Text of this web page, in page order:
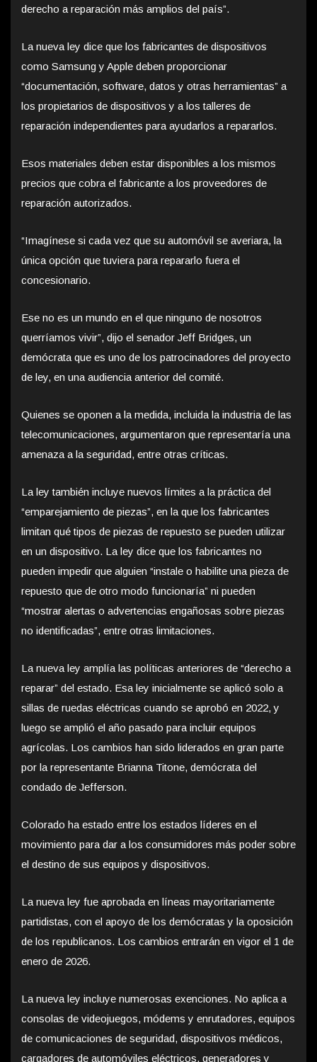
derecho a reparación más amplios del país”.
La nueva ley dice que los fabricantes de dispositivos
como Samsung y Apple deben proporcionar
“documentación, software, datos y otras herramientas” a
los propietarios de dispositivos y a los talleres de
reparación independientes para ayudarlos a repararlos.
Esos materiales deben estar disponibles a los mismos
precios que cobra el fabricante a los proveedores de
reparación autorizados.
“Imagínese si cada vez que su automóvil se averiara, la
única opción que tuviera para repararlo fuera el
concesionario.
Ese no es un mundo en el que ninguno de nosotros
querríamos vivir”, dijo el senador Jeff Bridges, un
demócrata que es uno de los patrocinadores del proyecto
de ley, en una audiencia anterior del comité.
Quienes se oponen a la medida, incluida la industria de las
telecomunicaciones, argumentaron que representaría una
amenaza a la seguridad, entre otras críticas.
La ley también incluye nuevos límites a la práctica del
“emparejamiento de piezas”, en la que los fabricantes
limitan qué tipos de piezas de repuesto se pueden utilizar
en un dispositivo. La ley dice que los fabricantes no
pueden impedir que alguien “instale o habilite una pieza de
repuesto que de otro modo funcionaría” ni pueden
“mostrar alertas o advertencias engañosas sobre piezas
no identificadas”, entre otras limitaciones.
La nueva ley amplía las políticas anteriores de “derecho a
reparar” del estado. Esa ley inicialmente se aplicó solo a
sillas de ruedas eléctricas cuando se aprobó en 2022, y
luego se amplió el año pasado para incluir equipos
agrícolas. Los cambios han sido liderados en gran parte
por la representante Brianna Titone, demócrata del
condado de Jefferson.
Colorado ha estado entre los estados líderes en el
movimiento para dar a los consumidores más poder sobre
el destino de sus equipos y dispositivos.
La nueva ley fue aprobada en líneas mayoritariamente
partidistas, con el apoyo de los demócratas y la oposición
de los republicanos. Los cambios entrarán en vigor el 1 de
enero de 2026.
La nueva ley incluye numerosas exenciones. No aplica a
consolas de videojuegos, módems y enrutadores, equipos
de comunicaciones de seguridad, dispositivos médicos,
cargadores de automóviles eléctricos, generadores y